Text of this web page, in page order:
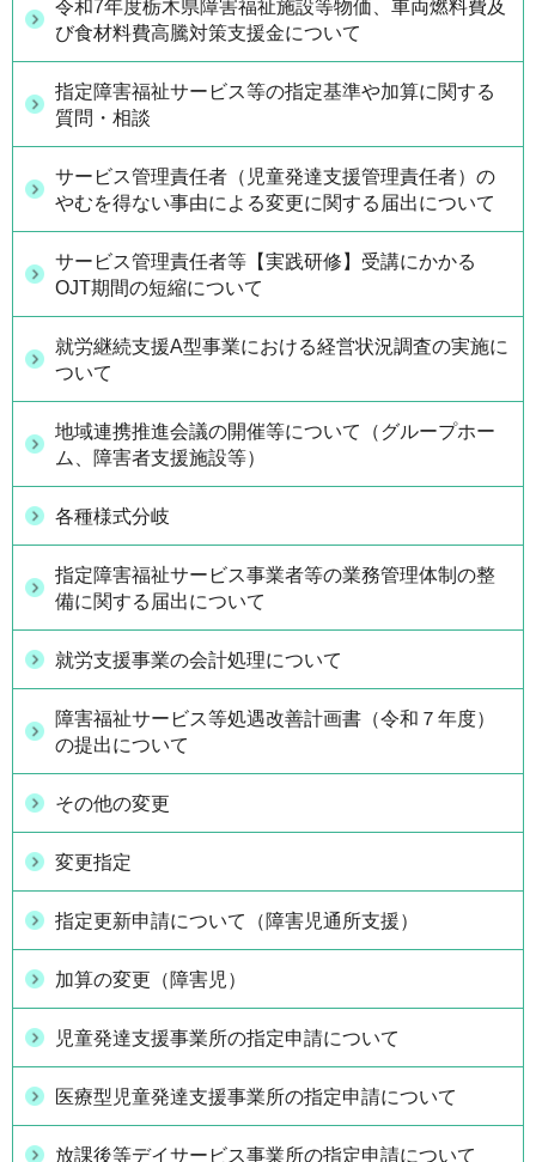
令和7年度栃木県障害福祉施設等物価、車両燃料費及
び食材料費高騰対策支援金について
指定障害福祉サービス等の指定基準や加算に関する
質問・相談
サービス管理責任者（児童発達支援管理責任者）の
やむを得ない事由による変更に関する届出について
サービス管理責任者等【実践研修】受講にかかる
OJT期間の短縮について
就労継続支援A型事業における経営状況調査の実施に
ついて
地域連携推進会議の開催等について（グループホー
ム、障害者支援施設等）
各種様式分岐
指定障害福祉サービス事業者等の業務管理体制の整
備に関する届出について
就労支援事業の会計処理について
障害福祉サービス等処遇改善計画書（令和７年度）
の提出について
その他の変更
変更指定
指定更新申請について（障害児通所支援）
加算の変更（障害児）
児童発達支援事業所の指定申請について
医療型児童発達支援事業所の指定申請について
放課後等デイサービス事業所の指定申請について